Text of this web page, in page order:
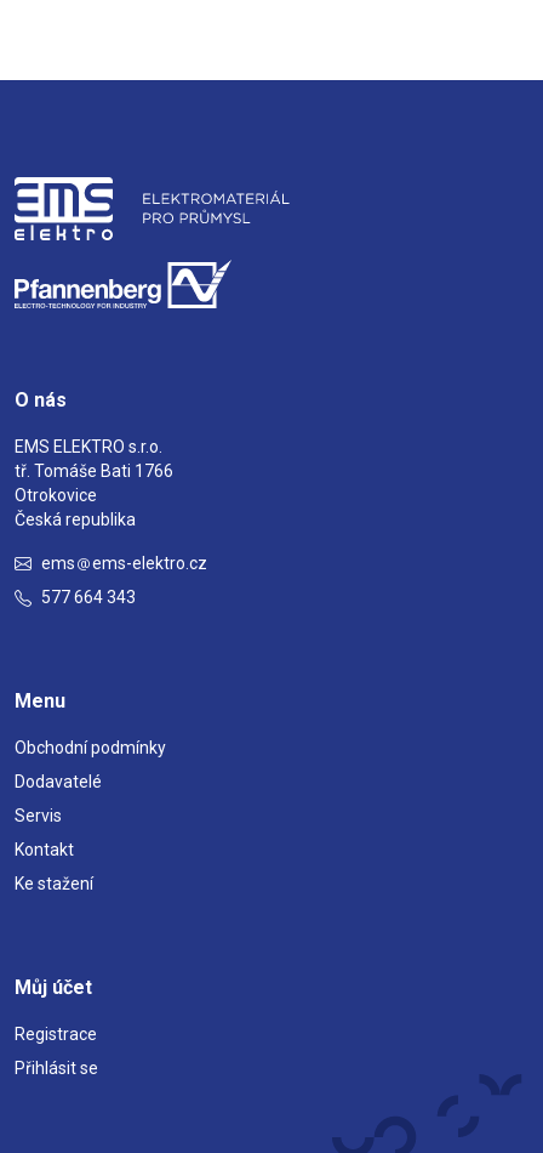
O nás
EMS ELEKTRO s.r.o.
tř. Tomáše Bati 1766
Otrokovice
Česká republika
ems
ems-elektro.cz
577 664 343
Menu
Obchodní podmínky
Dodavatelé
Servis
Kontakt
Ke stažení
Můj účet
Registrace
Přihlásit se